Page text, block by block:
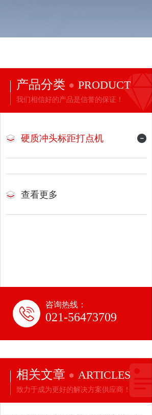
产品分类 PRODUCT
我们相信好的产品是信誉的保证！
硬质冲头标距打点机
查看更多
咨询热线：
021-56473709
相关文章 ARTICLES
致力于成为更好的解决方案供应商！